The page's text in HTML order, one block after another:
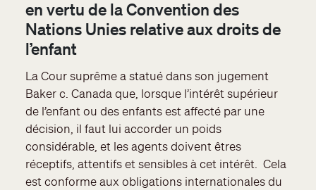
en vertu de la Convention des
Nations Unies relative aux droits de
l’enfant
La Cour suprême a statué dans son jugement
Baker c. Canada que, lorsque l’intérêt supérieur
de l’enfant ou des enfants est affecté par une
décision, il faut lui accorder un poids
considérable, et les agents doivent êtres
réceptifs, attentifs et sensibles à cet intérêt. Cela
est conforme aux obligations internationales du